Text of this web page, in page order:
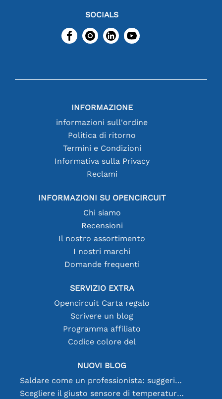
SOCIALS
INFORMAZIONE
informazioni sull'ordine
Politica di ritorno
Termini e Condizioni
Informativa sulla Privacy
Reclami
INFORMAZIONI SU OPENCIRCUIT
Chi siamo
Recensioni
Il nostro assortimento
I nostri marchi
Domande frequenti
SERVIZIO EXTRA
Opencircuit Carta regalo
Scrivere un blog
Programma affiliato
Codice colore del
NUOVI BLOG
Saldare come un professionista: suggerimenti per connessioni elettroniche perfette
Scegliere il giusto sensore di temperatura [youtube]